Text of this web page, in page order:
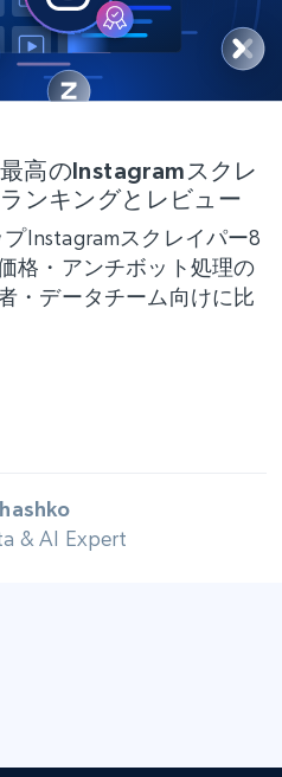
高のInstagramスクレ
ンキングとレビュー
Instagramスクレイパー8
格・アンチボット処理の
・データチーム向けに比
& AI Expert